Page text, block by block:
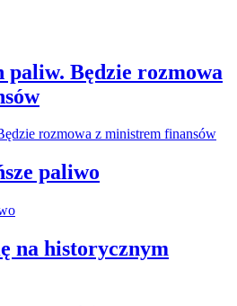
paliw. Będzie rozmowa
paliwo
na historycznym